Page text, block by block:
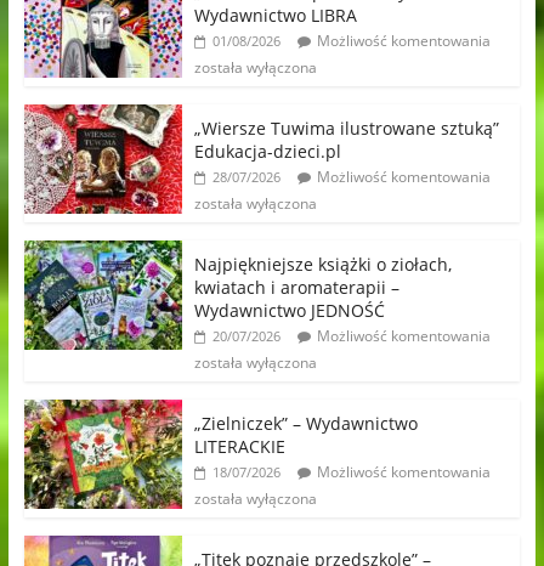
Wydawnictwo LIBRA
01/08/2026
Możliwość komentowania
została wyłączona
„Wiersze Tuwima ilustrowane sztuką”
Edukacja-dzieci.pl
28/07/2026
Możliwość komentowania
została wyłączona
Najpiękniejsze książki o ziołach,
kwiatach i aromaterapii –
Wydawnictwo JEDNOŚĆ
20/07/2026
Możliwość komentowania
została wyłączona
„Zielniczek” – Wydawnictwo
LITERACKIE
18/07/2026
Możliwość komentowania
została wyłączona
„Titek poznaje przedszkole” –